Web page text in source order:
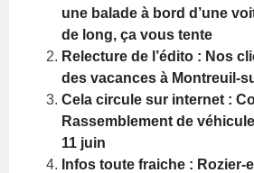
une balade à bord d’une
de long, ça vous tente
Relecture de l’édito : Nos
des vacances à Montreuil-
Cela circule sur internet :
Rassemblement de
11 juin
Infos toute fraiche : Rozier-